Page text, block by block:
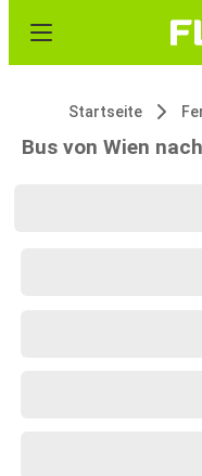
Startseite
Bus von Wien